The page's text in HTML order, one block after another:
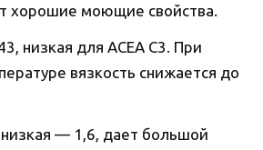
хорошие моющие свойства.
низкая для ACEA C3. При
вязкость снижается до
низкая — 1,6, дает большой